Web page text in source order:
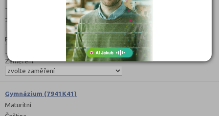
Jazyk:
Forma:
Zaměření:
Gymnázium (7941K41)
Maturitní